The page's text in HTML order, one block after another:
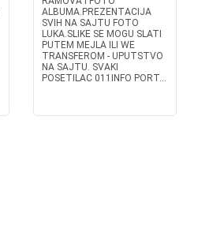
ALBUMA.PREZENTACIJA
SVIH NA SAJTU FOTO
LUKA.SLIKE SE MOGU SLATI
PUTEM MEJLA ILI WE
TRANSFEROM - UPUTSTVO
NA SAJTU. SVAKI
POSETILAC 011INFO PORT...